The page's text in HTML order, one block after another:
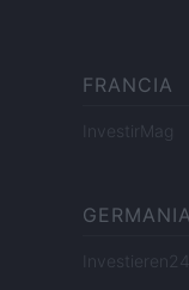
FRANCIA
InvestirMag
GERMANIA
Investieren24